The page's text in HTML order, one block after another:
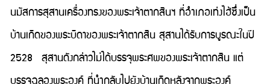
นมัสการสุสานเครื่องทรงของพระเจ้าตากสินฯ ที่อำเภอเท่งไฮ้ซึ่งเป็น
บ้านเกิดของพระบิดาของพระเจ้าตากสิน สุสานได้รับการบูรณะในปี
2528 สุสานดังกล่าวไม่ได้บรรจุพระศพของพระเจ้าตากสิน แต่